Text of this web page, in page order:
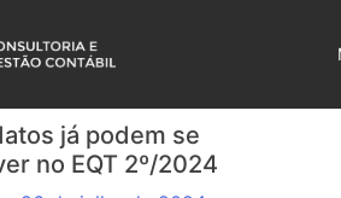
já podem se
no EQT 2º/2024